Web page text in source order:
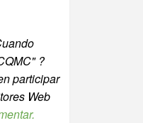
?
participar
Web